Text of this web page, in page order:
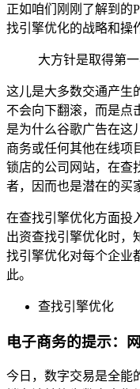
正如咱们刚刚了解到的
找引擎优化的战略和操
大方针是取得第一
这儿是大多数交通产生
不会向下翻滚，而是点
是为什么谷歌广告在这
商务或任何其他在线项
锁店的公司网站，在查
者，因而也是潜在的买
在查找引擎优化方面投
出资查找引擎优化时，
找引擎优化对每个企业
此。
查找引擎优化
电子商务的提示：
今日，数字交易是全能